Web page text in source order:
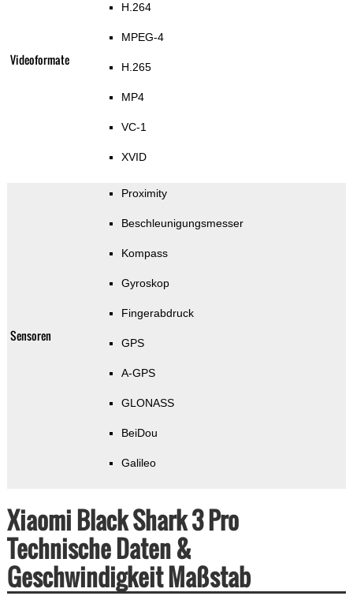
Videoformate
H.264
MPEG-4
H.265
MP4
VC-1
XVID
Sensoren
Proximity
Beschleunigungsmesser
Kompass
Gyroskop
Fingerabdruck
GPS
A-GPS
GLONASS
BeiDou
Galileo
Xiaomi Black Shark 3 Pro
Technische Daten &
Geschwindigkeit Maßstab